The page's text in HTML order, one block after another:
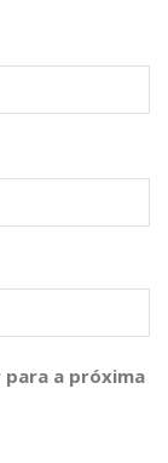
para a próxima